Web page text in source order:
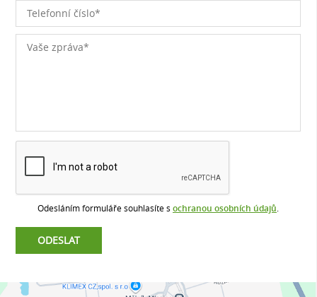
Odesláním formuláře souhlasíte s ochranou osobních údajů